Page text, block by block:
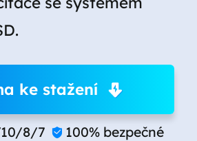
ke stažení
8/7  100% bezpečné